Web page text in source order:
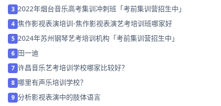
3 2022年烟台音乐高考集训冲刺班「考前集训营招生中」
4 焦作影视表演培训-焦作影视表演艺考培训班哪家好
5 2024年苏州钢琴艺考培训机构「考前集训营招生中」
6 田一迪
7 许昌音乐艺考培训学校哪家比较好？
8 哪里有声乐培训学校？
9 分析影视表演中的肢体语言